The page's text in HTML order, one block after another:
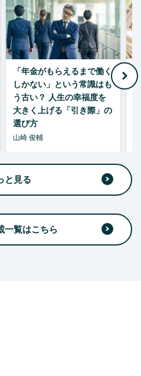
「年金がもらえるまで働く
しかない」という常識はも
う古い？ 人生の幸福度を
大きく上げる「引き際」の
選び方
山崎 俊輔
と見る
一覧はこちら